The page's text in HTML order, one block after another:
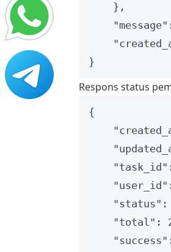
},
"message"
}
Respons status
{
"task_id"
"user_id"
"status" :
"total" :
"success"